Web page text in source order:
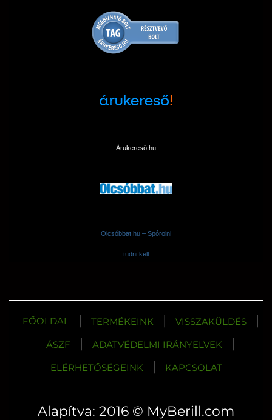
Árukereső.hu
Olcsóbbat.hu – Spórolni
tudni kell
FŐOLDAL | TERMÉKEINK | VISSZAKÜLDÉS |
ÁSZF | ADATVÉDELMI IRÁNYELVEK |
ELÉRHETŐSÉGEINK | KAPCSOLAT
Alapítva: 2016 © MyBerill.com